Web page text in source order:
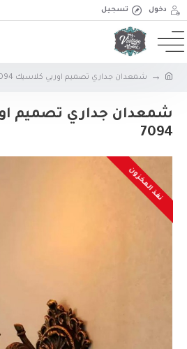
دخول تسجيل
شمعدان جداري تصميم اوربي كلاسيك 7094
شمعدان جداري تصميم
7094
نفذ المخزون